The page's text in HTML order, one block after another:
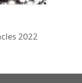
2022